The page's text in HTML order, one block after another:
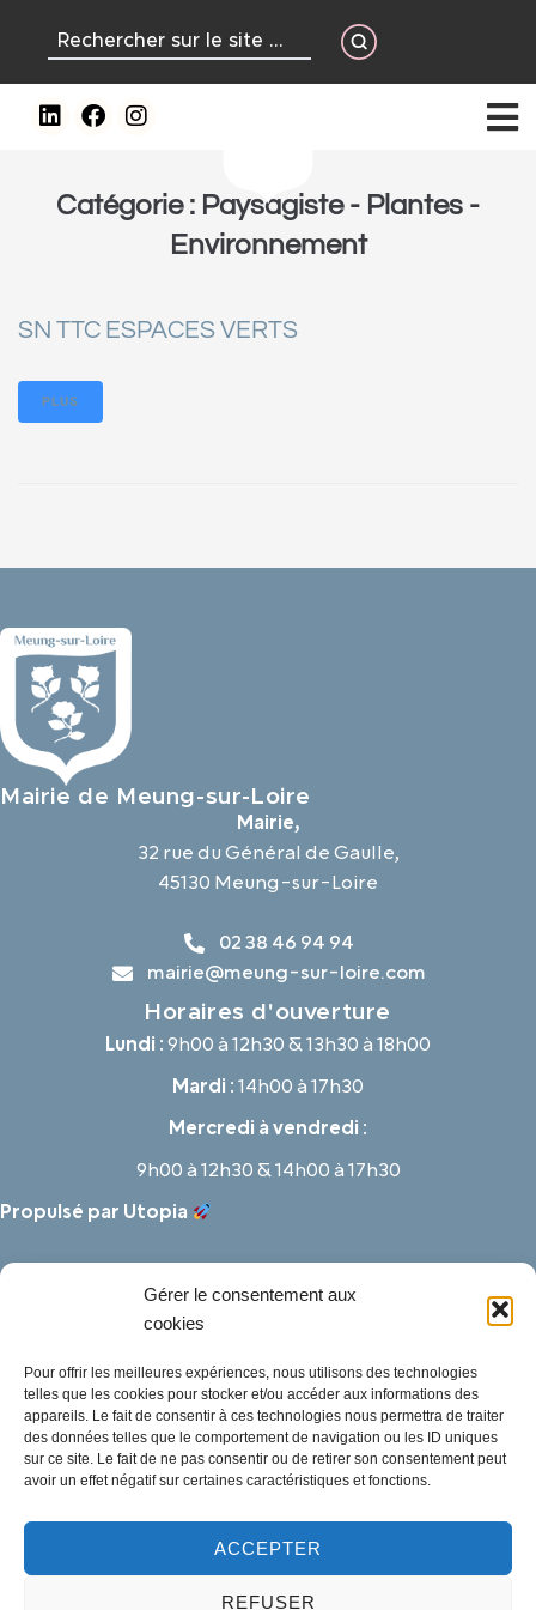
Gérer le consentement aux
cookies
Pour offrir les meilleures expériences, nous utilisons des technologies
telles que les cookies pour stocker et/ou accéder aux informations des
appareils. Le fait de consentir à ces technologies nous permettra de traiter
des données telles que le comportement de navigation ou les ID uniques
sur ce site. Le fait de ne pas consentir ou de retirer son consentement peut
avoir un effet négatif sur certaines caractéristiques et fonctions.
ACCEPTER
REFUSER
principal
Catégorie : Paysagiste - Plantes -
Environnement
SN TTC ESPACES VERTS
PLUS
Mairie de Meung-sur-Loire
Mairie,
32 rue du Général de Gaulle,
45130 Meung-sur-Loire
02 38 46 94 94
mairie@meung-sur-loire.com
Horaires d'ouverture
Lundi :9h00 à 12h30 & 13h30 à 18h00
Mardi :14h00 à 17h30
Mercredi à vendredi :
9h00 à 12h30 & 14h00 à 17h30
Propulsé par Utopia
Mentions légales